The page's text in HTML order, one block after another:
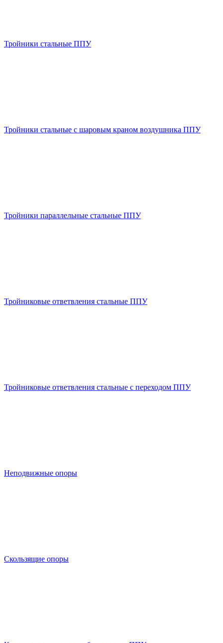
Тройники стальные ППУ
Тройники стальные с шаровым краном воздушника ППУ
Тройники параллельные стальные ППУ
Тройниковые ответвления стальные ППУ
Тройниковые ответвления стальные с переходом ППУ
Неподвижные опоры
Скользящие опоры